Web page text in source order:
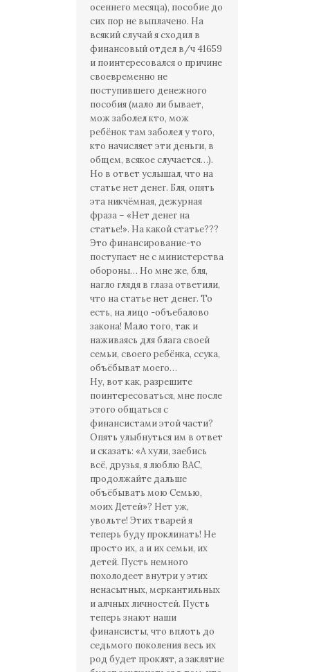
осеннего месяца), пособие до
сих пор не выплачено. На
всякий случай я сходил в
финансовый отдел в/ч 41659
и поинтересовался о причине
своевременно не
поступившего денежного
пособия (мало ли бывает,
мож заболел кто, мож
ребёнок там заболел у того,
кто начисляет эти деньги, в
общем, всякое случается…).
Но в ответ услышал, что на
статье нет денег. Бля, опять
эта никчёмная, дежурная
фраза – «Нет денег на
статье!». На какой статье???
Это финансирование-то
поступает не с министерства
обороны… Но мне же, бля,
нагло глядя в глаза ответили,
что на статье нет денег. То
есть, на лицо -объебалово
закона! Мало того, так и
наживаясь для блага своей
семьи, своего ребёнка, ссука,
объёбыват моего…
Ну, вот как, разрешите
поинтересоваться, мне после
этого общаться с
финансистами этой части?
Опять улыбнуться им в ответ
и сказать: «А хули, заебись
всё, друзья, я люблю ВАС,
продолжайте дальше
объёбывать мою Семью,
моих Детей»? Нет уж,
увольте! Этих тварей я
теперь буду проклинать! Не
просто их, а и их семьи, их
детей. Пусть немного
похолодеет внутри у этих
ненасытных, меркантильных
и алчных личностей. Пусть
теперь знают наши
финансисты, что вплоть до
седьмого поколения весь их
род будет проклят, а заклятие